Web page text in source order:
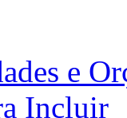
e
Incluir